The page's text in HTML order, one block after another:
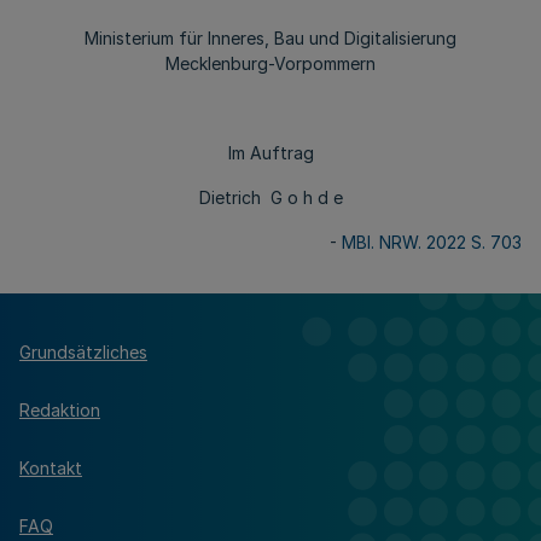
Ministerium für Inneres, Bau und Digitalisierung
Mecklenburg-Vorpommern
Im Auftrag
Dietrich G o h d e
- MBl. NRW. 2022 S. 703
Grundsätzliches
Redaktion
Kontakt
FAQ